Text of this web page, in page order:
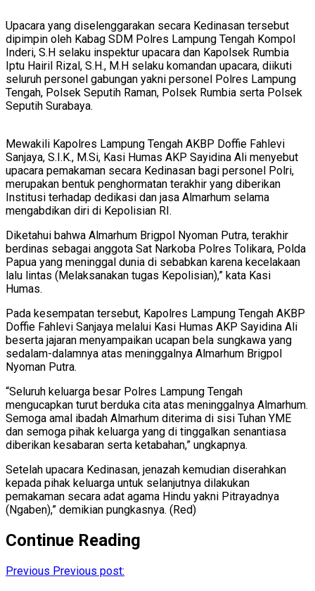
Upacara yang diselenggarakan secara Kedinasan tersebut
dipimpin oleh Kabag SDM Polres Lampung Tengah Kompol
Inderi, S.H selaku inspektur upacara dan Kapolsek Rumbia
Iptu Hairil Rizal, S.H., M.H selaku komandan upacara, diikuti
seluruh personel gabungan yakni personel Polres Lampung
Tengah, Polsek Seputih Raman, Polsek Rumbia serta Polsek
Seputih Surabaya.
Mewakili Kapolres Lampung Tengah AKBP Doffie Fahlevi
Sanjaya, S.I.K., M.Si, Kasi Humas AKP Sayidina Ali menyebut
upacara pemakaman secara Kedinasan bagi personel Polri,
merupakan bentuk penghormatan terakhir yang diberikan
Institusi terhadap dedikasi dan jasa Almarhum selama
mengabdikan diri di Kepolisian RI.
Diketahui bahwa Almarhum Brigpol Nyoman Putra, terakhir
berdinas sebagai anggota Sat Narkoba Polres Tolikara, Polda
Papua yang meninggal dunia di sebabkan karena kecelakaan
lalu lintas (Melaksanakan tugas Kepolisian),” kata Kasi
Humas.
Pada kesempatan tersebut, Kapolres Lampung Tengah AKBP
Doffie Fahlevi Sanjaya melalui Kasi Humas AKP Sayidina Ali
beserta jajaran menyampaikan ucapan bela sungkawa yang
sedalam-dalamnya atas meninggalnya Almarhum Brigpol
Nyoman Putra.
“Seluruh keluarga besar Polres Lampung Tengah
mengucapkan turut berduka cita atas meninggalnya Almarhum.
Semoga amal ibadah Almarhum diterima di sisi Tuhan YME
dan semoga pihak keluarga yang di tinggalkan senantiasa
diberikan kesabaran serta ketabahan,” ungkapnya.
Setelah upacara Kedinasan, jenazah kemudian diserahkan
kepada pihak keluarga untuk selanjutnya dilakukan
pemakaman secara adat agama Hindu yakni Pitrayadnya
(Ngaben),” demikian pungkasnya. (Red)
Continue Reading
Previous Previous post: